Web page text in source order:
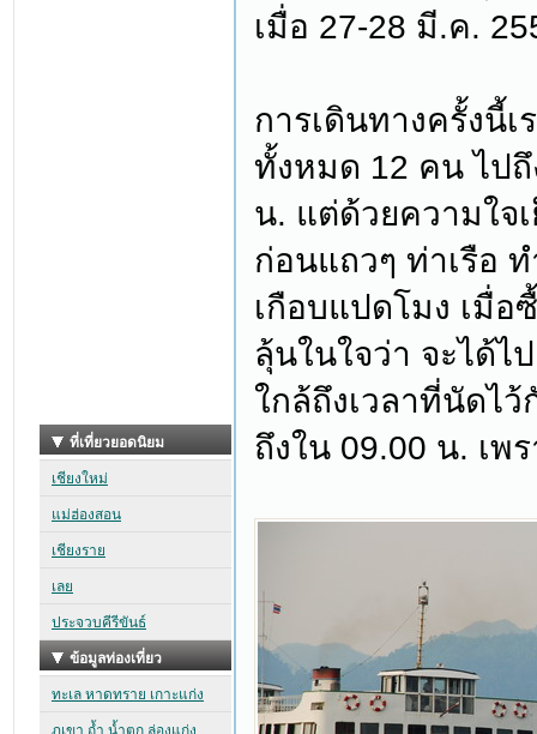
เมื่อ 27-28 มี.ค.
การเดินทางครั้งนี้
ทั้งหมด 12 คน ไปถึ
น. แต่ด้วยความใจ
ก่อนแถวๆ ท่าเรือ
เกือบแปดโมง เมื่อ
ลุ้นในใจว่า จะได้ไ
ใกล้ถึงเวลาที่นัดไว้
ถึงใน 09.00 น. เพ